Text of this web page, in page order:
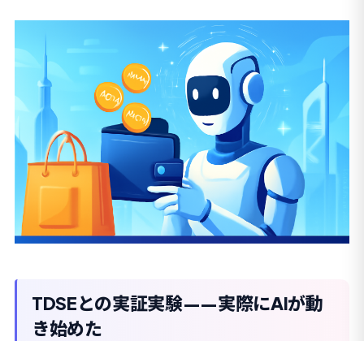
TDSEとの実証実験——実際にAIが動
き始めた